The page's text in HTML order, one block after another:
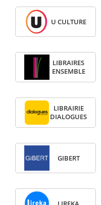
U CULTURE
LIBRAIRES
ENSEMBLE
LIBRAIRIE
DIALOGUES
GIBERT